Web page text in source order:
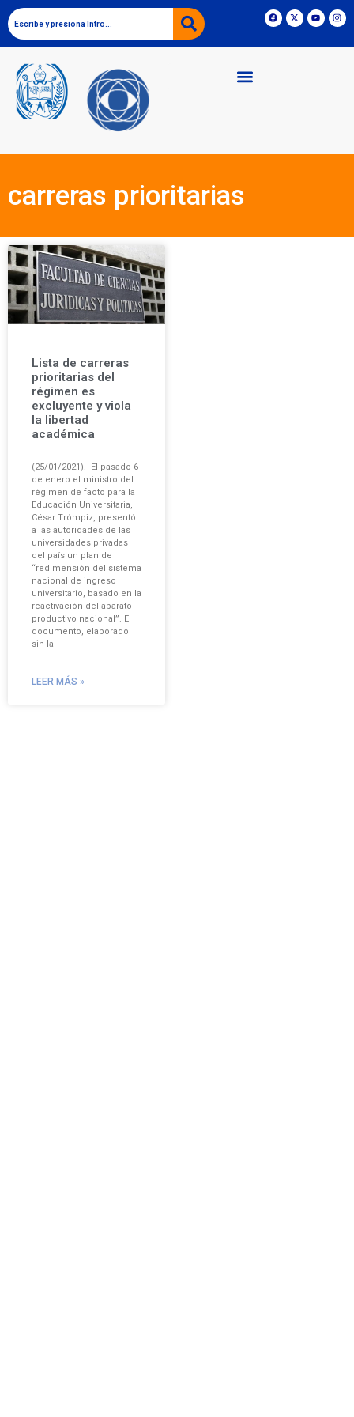
carreras prioritarias
Lista de carreras
prioritarias del
régimen es
excluyente y viola
la libertad
académica
(25/01/2021).- El pasado 6
de enero el ministro del
régimen de facto para la
Educación Universitaria,
César Trómpiz, presentó
a las autoridades de las
universidades privadas
del país un plan de
“redimensión del sistema
nacional de ingreso
universitario, basado en la
reactivación del aparato
productivo nacional”. El
documento, elaborado
sin la
LEER MÁS »